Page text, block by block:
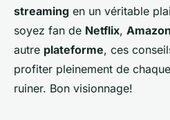
streaming en un véritable
soyez fan de Netflix,
autre plateforme, ces
profiter pleinement de chaque
ruiner. Bon visionnage!